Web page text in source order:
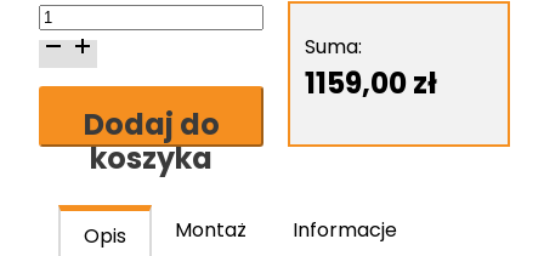
ilość
Erkado
Turan
skrzydło
drzwiowe
lakierowane
Dodaj do
koszyka
Suma:
1159,00zł
Opis Montaż Informacje